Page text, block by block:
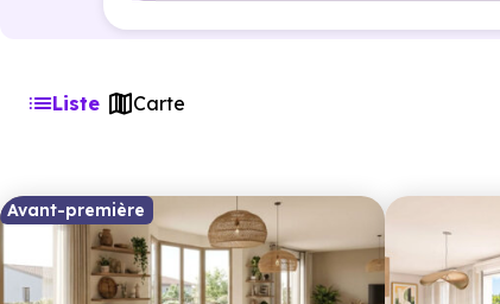
Liste Carte
Avant-première